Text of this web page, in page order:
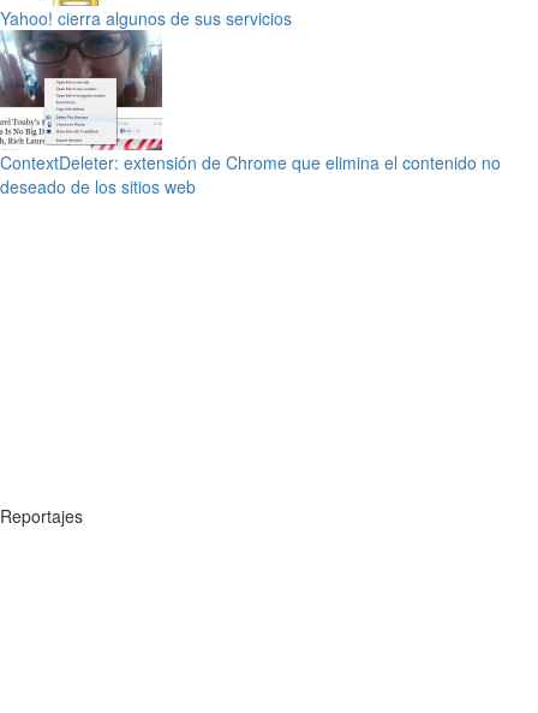
Yahoo! cierra algunos de sus servicios
ContextDeleter: extensión de Chrome que elimina el contenido no
deseado de los sitios web
Reportajes